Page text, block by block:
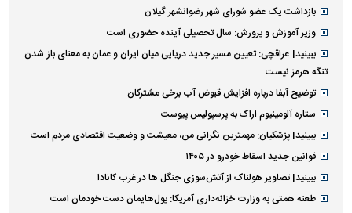
بازداشت یک عضو شورای شهر رضوانشهر گیلان
وزیر آموزش و پرورش: سال تحصیلی آینده حضوری است
ببینید| عراقچی: تعیین مسیر جدید دریایی میان ایران و عمان به معنای باز شدن
تنگه هرمز نیست
توضیح آبفا درباره افزایش قبوض آب برخی مشترکان
ستاره آلومینیوم اراک به پرسپولیس پیوست
ببینید| پزشکیان: مهمترین نگرانی من، معیشت و وضعیت اقتصادی مردم است
قوانین جدید اسقاط خودرو در ۱۴۰۵
ببینید| تصاویر هولناک از آتش‌سوزی جنگل ها در غرب کانادا
طعنه همتی به وزارت خزانه‌داری آمریکا: پول‌هایمان دست خودمان است